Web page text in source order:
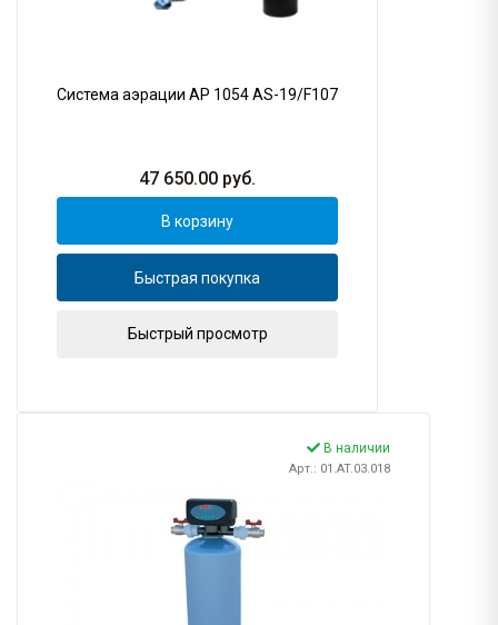
Система аэрации AP 1054 AS-19/F107
47 650.00 руб.
В корзину
Быстрая покупка
Быстрый просмотр
В наличии
Арт.: 01.AT.03.018